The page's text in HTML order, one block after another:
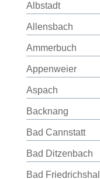
Albstadt
Allensbach
Ammerbuch
Appenweier
Aspach
Backnang
Bad Cannstatt
Bad Ditzenbach
Bad Friedrichshall